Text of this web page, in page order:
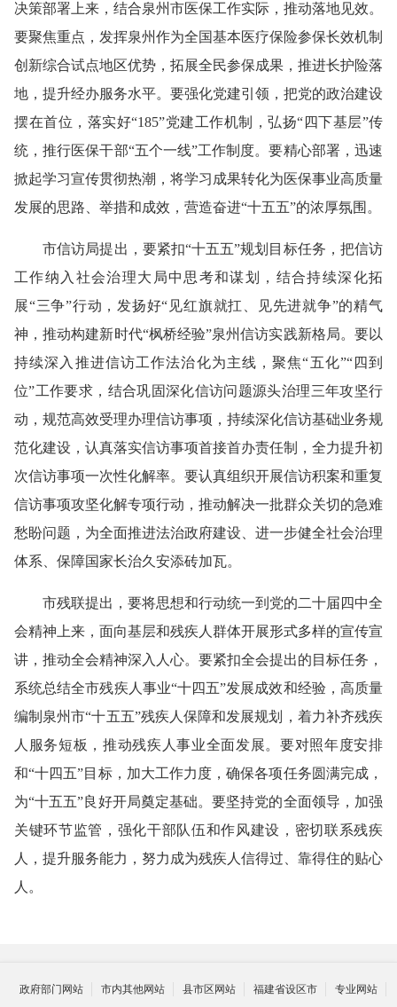
决策部署上来，结合泉州市医保工作实际，推动落地见效。
要聚焦重点，发挥泉州作为全国基本医疗保险参保长效机制
创新综合试点地区优势，拓展全民参保成果，推进长护险落
地，提升经办服务水平。要强化党建引领，把党的政治建设
摆在首位，落实好“185”党建工作机制，弘扬“四下基层”传
统，推行医保干部“五个一线”工作制度。要精心部署，迅速
掀起学习宣传贯彻热潮，将学习成果转化为医保事业高质量
发展的思路、举措和成效，营造奋进“十五五”的浓厚氛围。
市信访局提出，要紧扣“十五五”规划目标任务，把信访
工作纳入社会治理大局中思考和谋划，结合持续深化拓
展“三争”行动，发扬好“见红旗就扛、见先进就争”的精气
神，推动构建新时代“枫桥经验”泉州信访实践新格局。要以
持续深入推进信访工作法治化为主线，聚焦“五化”“四到
位”工作要求，结合巩固深化信访问题源头治理三年攻坚行
动，规范高效受理办理信访事项，持续深化信访基础业务规
范化建设，认真落实信访事项首接首办责任制，全力提升初
次信访事项一次性化解率。要认真组织开展信访积案和重复
信访事项攻坚化解专项行动，推动解决一批群众关切的急难
愁盼问题，为全面推进法治政府建设、进一步健全社会治理
体系、保障国家长治久安添砖加瓦。
市残联提出，要将思想和行动统一到党的二十届四中全
会精神上来，面向基层和残疾人群体开展形式多样的宣传宣
讲，推动全会精神深入人心。要紧扣全会提出的目标任务，
系统总结全市残疾人事业“十四五”发展成效和经验，高质量
编制泉州市“十五五”残疾人保障和发展规划，着力补齐残疾
人服务短板，推动残疾人事业全面发展。要对照年度安排
和“十四五”目标，加大工作力度，确保各项任务圆满完成，
为“十五五”良好开局奠定基础。要坚持党的全面领导，加强
关键环节监管，强化干部队伍和作风建设，密切联系残疾
人，提升服务能力，努力成为残疾人信得过、靠得住的贴心
人。
政府部门网站 市内其他网站 县市区网站 福建省设区市 专业网站